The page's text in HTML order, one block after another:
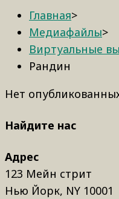
Главная>
Медиафайлы>
Виртуальные
Рандин
Нет
Найдите нас
Адрес
123 Мейн стрит
Нью Йорк, NY 10001